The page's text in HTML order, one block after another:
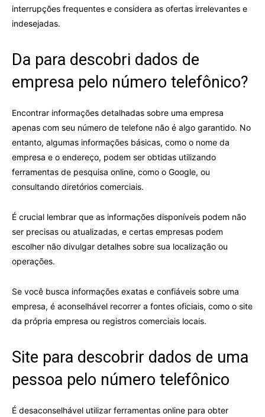
interrupções frequentes e considera as ofertas irrelevantes e
indesejadas.
Da para descobri dados de
empresa pelo número telefônico?
Encontrar informações detalhadas sobre uma empresa
apenas com seu número de telefone não é algo garantido. No
entanto, algumas informações básicas, como o nome da
empresa e o endereço, podem ser obtidas utilizando
ferramentas de pesquisa online, como o Google, ou
consultando diretórios comerciais.
É crucial lembrar que as informações disponíveis podem não
ser precisas ou atualizadas, e certas empresas podem
escolher não divulgar detalhes sobre sua localização ou
operações.
Se você busca informações exatas e confiáveis sobre uma
empresa, é aconselhável recorrer a fontes oficiais, como o site
da própria empresa ou registros comerciais locais.
Site para descobrir dados de uma
pessoa pelo número telefônico
É desaconselhável utilizar ferramentas online para obter